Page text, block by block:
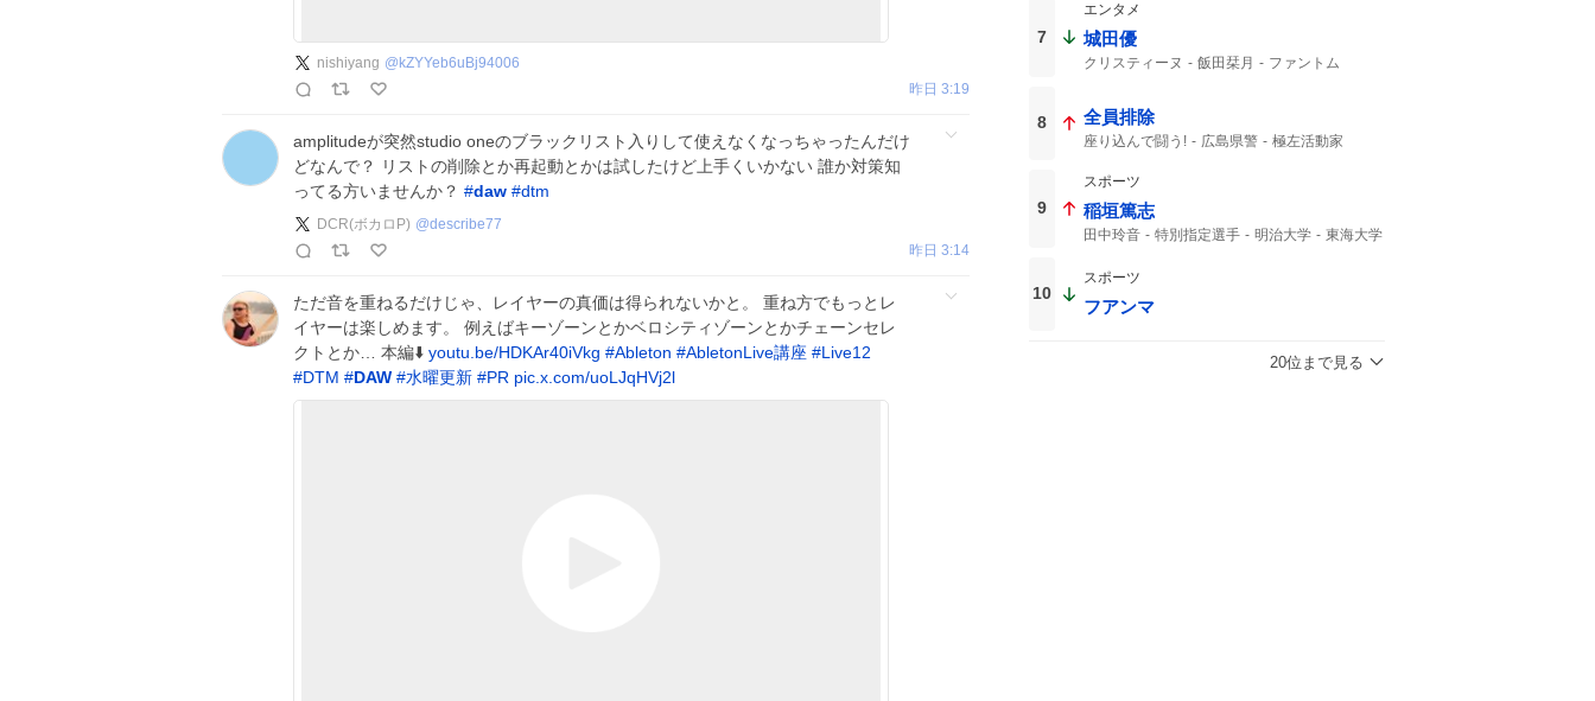
nishiyang @ kZYYeb6uBj94006
昨日 3:19
amplitudeが突然studio oneのブラックリスト入りして使えなくなっちゃったんだけ
どなんで？ リストの削除とか再起動とかは試したけど上手くいかない 誰か対策知
ってる方いませんか？ #daw #dtm
DCR(ボカロP) @describe77
昨日 3:14
ただ音を重ねるだけじゃ、レイヤーの真価は得られないかと。 重ね方でもっとレ
イヤーは楽しめます。 例えばキーゾーンとかベロシティゾーンとかチェーンセレ
クトとか… 本編⬇️ youtu.be/HDKAr40iVkg #Ableton #AbletonLive講座 #Live12
#DTM #DAW #水曜更新 #PR pic.x.com/uoLJqHVj2l
被爆国として
7
エンタメ
城田優
クリスティーヌ 飯田栞月
ファントム
8 全員排除
座り込んで闘う! 広島県警
極左活動家
9
スポーツ
稲垣篤志
田中玲音 特別指定選手 明治大学
東海大学
10
スポーツ
フアンマ
20位まで見る